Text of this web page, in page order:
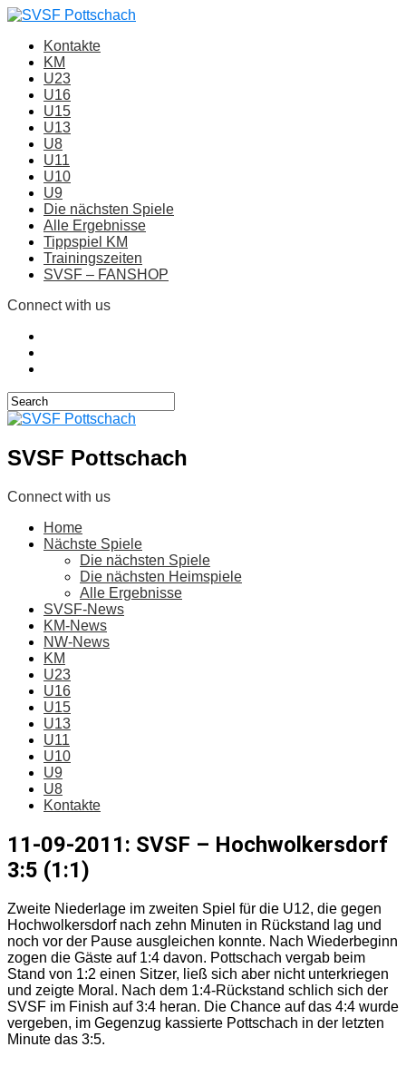
Kontakte
KM
U23
U16
U15
U13
U8
U11
U10
U9
Die nächsten Spiele
Alle Ergebnisse
Tippspiel KM
Trainingszeiten
SVSF – FANSHOP
Connect with us
SVSF Pottschach
Connect with us
Home
Nächste Spiele
Die nächsten Spiele
Die nächsten Heimspiele
Alle Ergebnisse
SVSF-News
KM-News
NW-News
KM
U23
U16
U15
U13
U11
U10
U9
U8
Kontakte
11-09-2011: SVSF – Hochwolkersdorf
3:5 (1:1)
Zweite Niederlage im zweiten Spiel für die U12, die gegen
Hochwolkersdorf nach zehn Minuten in Rückstand lag und
noch vor der Pause ausgleichen konnte. Nach Wiederbeginn
zogen die Gäste auf 1:4 davon. Pottschach vergab beim
Stand von 1:2 einen Sitzer, ließ sich aber nicht unterkriegen
und zeigte Moral. Nach dem 1:4-Rückstand schlich sich der
SVSF im Finish auf 3:4 heran. Die Chance auf das 4:4 wurde
vergeben, im Gegenzug kassierte Pottschach in der letzten
Minute das 3:5.